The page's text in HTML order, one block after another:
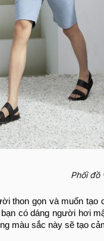
Phối đồ
thon gọn và muốn
có dáng người hơi
màu sắc này sẽ tạo